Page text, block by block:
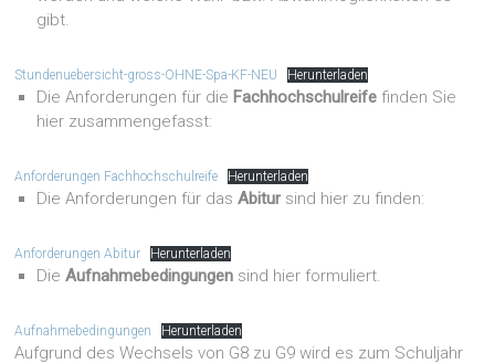
gibt.
Stundenuebersicht-gross-OHNE-Spa-KF-NEU Herunterladen
Die Anforderungen für die Fachhochschulreife finden Sie
hier zusammengefasst:
Anforderungen Fachhochschulreife Herunterladen
Die Anforderungen für dasAbitur sind hier zu finden:
Anforderungen Abitur Herunterladen
DieAufnahmebedingungen sind hier formuliert.
Aufnahmebedingungen Herunterladen
Aufgrund des Wechsels von G8 zu G9 wird es zum Schuljahr